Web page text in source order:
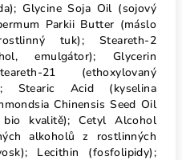
Glycine Soja Oil (sojový
Parkii Butter (máslo
tuk); Steareth-2
emulgátor); Glycerin
21 (ethoxylovaný
Stearic Acid (kyselina
Chinensis Seed Oil
kvalitě); Cetyl Alcohol
alkoholů z rostlinných
Lecithin (fosfolipidy);